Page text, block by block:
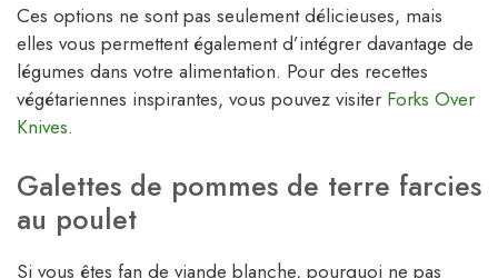
Ces options ne sont pas seulement délicieuses, mais
elles vous permettent également d’intégrer davantage de
légumes dans votre alimentation. Pour des recettes
végétariennes inspirantes, vous pouvez visiter Forks Over
Knives.
Galettes de pommes de terre farcies
au poulet
Si vous êtes fan de viande blanche, pourquoi ne pas